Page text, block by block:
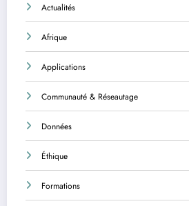
Actualités
Afrique
Applications
Communauté & Réseautage
Données
Éthique
Formations